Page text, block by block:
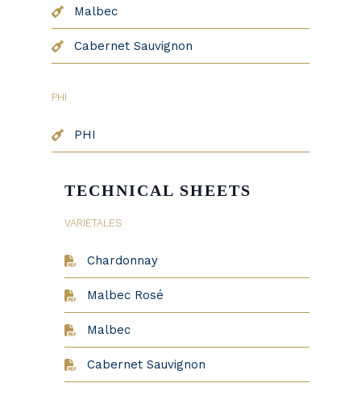
Malbec
Cabernet Sauvignon
PHI
PHI
TECHNICAL SHEETS
VARIETALES
Chardonnay
Malbec Rosé
Malbec
Cabernet Sauvignon